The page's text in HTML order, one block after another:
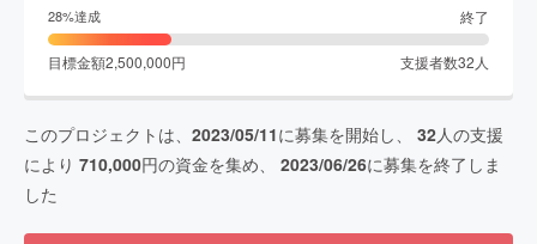
28%達成 終了
目標金額2,500,000円 支援者数32 人
このプロジェクトは、 2023/05/11に募集を開始し、 32人の支援
により 710,000円の資金を集め、 2023/06/26に募集を終了しま
した